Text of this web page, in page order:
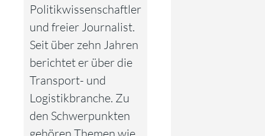
Politikwissenschaftler
und freier Journalist.
Seit über zehn Jahren
berichtet er über die
Transport- und
Logistikbranche. Zu
den Schwerpunkten